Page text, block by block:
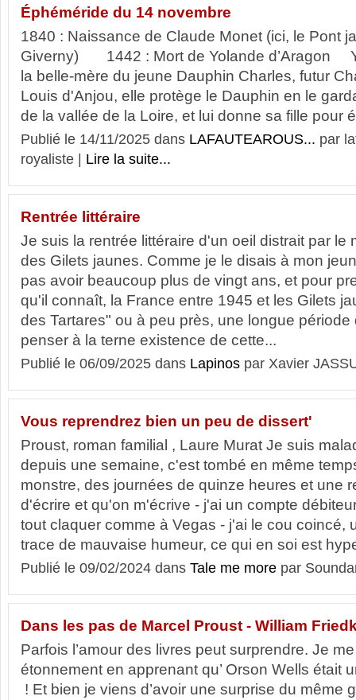
Éphéméride du 14 novembre
1840 : Naissance de Claude Monet (ici, le Pont
Giverny) 1442 : Mort de Yolande d’Aragon
la belle-mère du jeune Dauphin Charles, futur
Louis d'Anjou, elle protège le Dauphin en le
de la vallée de la Loire, et lui donne sa fille pour
Publié le 14/11/2025 dans LAFAUTEAROUS... par
royaliste | Lire la suite...
Rentrée littéraire
Je suis la rentrée littéraire d'un oeil distrait par le
des Gilets jaunes. Comme je le disais à mon
pas avoir beaucoup plus de vingt ans, et pour
qu'il connaît, la France entre 1945 et les Gilets
des Tartares" ou à peu près, une longue période
penser à la terne existence de cette...
Publié le 06/09/2025 dans Lapinos par Xavier
Vous reprendrez bien un peu de dissert'
Proust, roman familial , Laure Murat Je suis
depuis une semaine, c'est tombé en même
monstre, des journées de quinze heures et une
d'écrire et qu'on m'écrive - j'ai un compte
tout claquer comme à Vegas - j'ai le cou coincé,
trace de mauvaise humeur, ce qui en soi est
Publié le 09/02/2024 dans Tale me more par
Dans les pas de Marcel Proust - William
Parfois l’amour des livres peut surprendre. Je
étonnement en apprenant qu’ Orson Wells était
! Et bien je viens d’avoir une surprise du même